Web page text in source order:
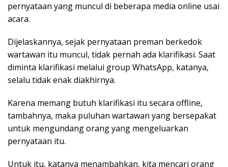
pernyataan yang muncul di beberapa media online usai
acara.
Dijelaskannya, sejak pernyataan preman berkedok
wartawan itu muncul, tidak pernah ada klarifikasi. Saat
diminta klarifikasi melalui group WhatsApp, katanya,
selalu tidak enak diakhirnya.
Karena memang butuh klarifikasi itu secara offline,
tambahnya, maka puluhan wartawan yang bersepakat
untuk mengundang orang yang mengeluarkan
pernyataan itu.
Untuk itu, katanya menambahkan, kita mencari orang